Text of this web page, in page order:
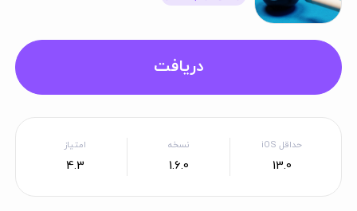
دریافت
حداقل iOS
13.0
نسخه
1.6.0
امتیاز
4.3